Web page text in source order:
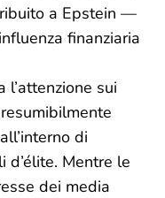
a Epstein —
finanziaria
l’attenzione sui
di
d’élite. Mentre le
dei media